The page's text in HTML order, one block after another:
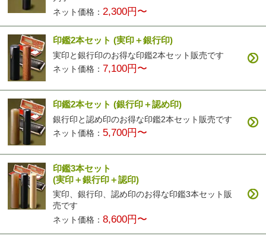
ネット価格： 2,300円〜
印鑑2本セット(実印＋銀行印)
実印と銀行印のお得な印鑑2本セット販売です
ネット価格： 7,100円〜
印鑑2本セット(銀行印＋認め印)
銀行印と認め印のお得な印鑑2本セット販売です
ネット価格： 5,700円〜
印鑑3本セット
(実印＋銀行印＋認印)
実印、銀行印、認め印のお得な印鑑3本セット販
売です
ネット価格：8,600円〜